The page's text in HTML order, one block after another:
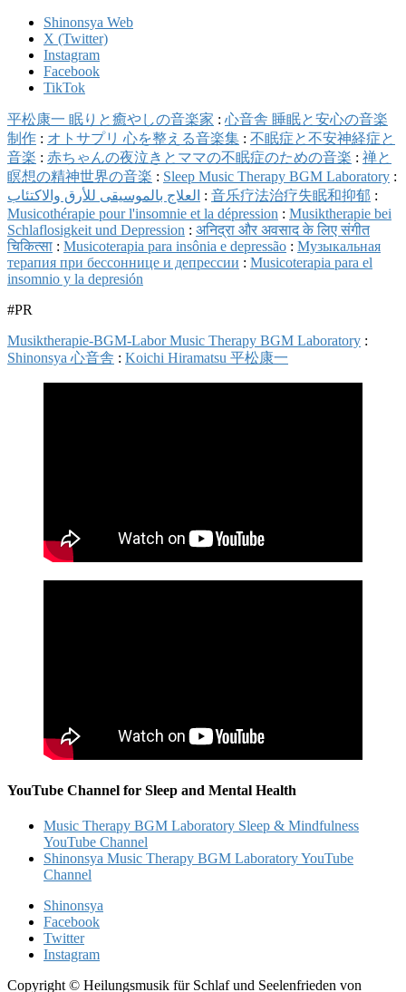
Shinonsya Web
X (Twitter)
Instagram
Facebook
TikTok
平松康一 眠りと癒やしの音楽家 : 心音舎 睡眠と安心の音楽
制作 : オトサプリ 心を整える音楽集 : 不眠症と不安神経症と
音楽 : 赤ちゃんの夜泣きとママの不眠症のための音楽 : 禅と
瞑想の精神世界の音楽 : Sleep Music Therapy BGM Laboratory :
العلاج بالموسيقى للأرق والاكتئاب : 音乐疗法治疗失眠和抑郁 :
Musicothérapie pour l'insomnie et la dépression : Musiktherapie bei
Schlaflosigkeit und Depression : अनिद्रा और अवसाद के लिए संगीत
चिकित्सा : Musicoterapia para insônia e depressão : Музыкальная
терапия при бессоннице и депрессии : Musicoterapia para el
insomnio y la depresión
#PR
Musiktherapie-BGM-Labor Music Therapy BGM Laboratory :
Shinonsya 心音舎 : Koichi Hiramatsu 平松康一
YouTube Channel for Sleep and Mental Health
Music Therapy BGM Laboratory Sleep & Mindfulness
YouTube Channel
Shinonsya Music Therapy BGM Laboratory YouTube
Channel
Shinonsya
Facebook
Twitter
Instagram
Copyright © Heilungsmusik für Schlaf und Seelenfrieden von